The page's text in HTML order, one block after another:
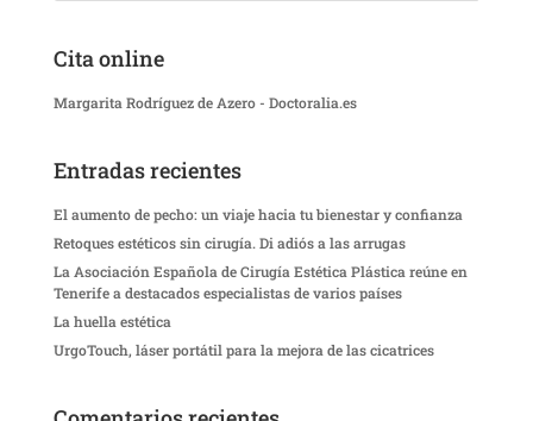
Cita online
Margarita Rodríguez de Azero - Doctoralia.es
Entradas recientes
El aumento de pecho: un viaje hacia tu bienestar y confianza
Retoques estéticos sin cirugía. Di adiós a las arrugas
La Asociación Española de Cirugía Estética Plástica reúne en
Tenerife a destacados especialistas de varios países
La huella estética
UrgoTouch, láser portátil para la mejora de las cicatrices